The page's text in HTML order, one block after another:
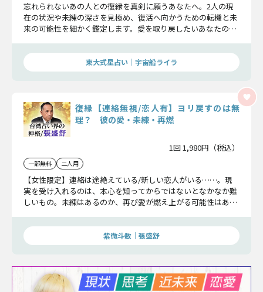
忘れられないあの人との復縁を真剣に願うあなたへ。2人の現
在の状況や未練の深さを見極め、復活へ向かうための転機と未
来の可能性を細かく鑑定します。愛を取り戻したいあなたのた
東大式星占い｜宇宙船ライラ
復縁【連絡無視/恋人有】ヨリ戻すのは無
理？ 彼の愛・未練・再燃
1回 1,980円（税込）
一部無料 二人用
【女性限定】連絡は途絶えている/新しい恋人がいる……。現
実を受け入れるのは、本心を知ってからではないとなかなか難
しいもの。未練はあるのか、再び愛が燃え上がる可能性はある
紫微斗数｜張盛舒